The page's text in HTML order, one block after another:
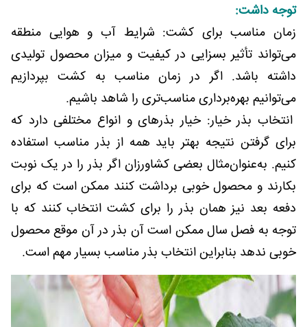
توجه داشت:
زمان مناسب برای کشت: شرایط آب و هوایی منطقه
می‌تواند تأثیر بسزایی در کیفیت و میزان محصول تولیدی
داشته باشد. اگر در زمان مناسب به کشت بپردازیم
می‌توانیم بهره‌برداری مناسب‌تری را شاهد باشیم.
انتخاب بذر خیار: خیار بذرهای و انواع مختلفی دارد که
برای گرفتن نتیجه بهتر باید همه از بذر مناسب استفاده
کنیم. به‌عنوان‌مثال بعضی کشاورزان اگر بذر را در یک نوبت
بکارند و محصول خوبی برداشت کنند ممکن است که برای
دفعه بعد نیز همان بذر را برای کشت انتخاب کنند که با
توجه به فصل سال ممکن است آن بذر در آن موقع محصول
خوبی ندهد بنابراین انتخاب بذر مناسب بسیار مهم است.